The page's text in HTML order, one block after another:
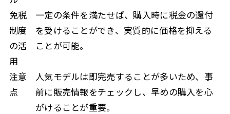
免税
制度
の活
用
一定の条件を満たせば、購入時に税金の還付
を受けることができ、実質的に価格を抑える
ことが可能。
注意
点
人気モデルは即完売することが多いため、事
前に販売情報をチェックし、早めの購入を心
がけることが重要。